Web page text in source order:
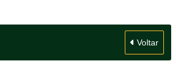
Voltar